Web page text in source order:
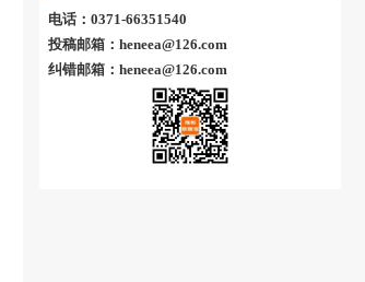
电话：0371-66351540
投稿邮箱：heneea@126.com
纠错邮箱：heneea@126.com